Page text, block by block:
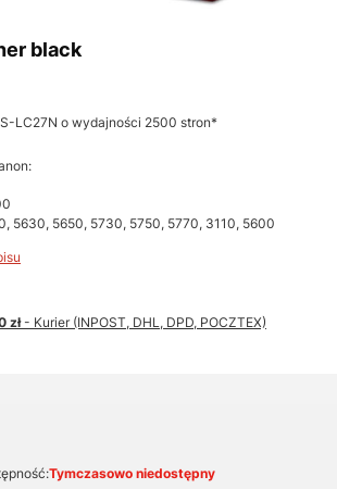
black
LC27N o wydajności 2500 stron*
5630, 5650, 5730, 5750, 5770, 3110, 5600
zł- Kurier (INPOST, DHL, DPD, POCZTEX)
Tymczasowo niedostępny